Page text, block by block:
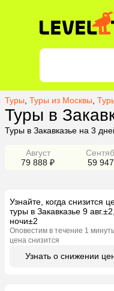
Туры Туры из Москвы
Туры в
Туры в Закавказье на 3
Август
79 888 ₽
59
Узнайте, когда снизится
туры в Закавказье 9
ночи±2
Оповестим в течение 1
цена снизится
Узнать о снижении